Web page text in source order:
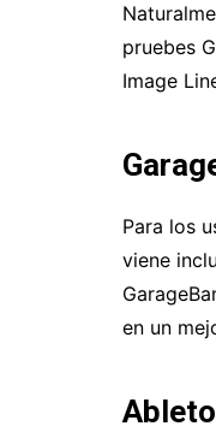
pruebes
Image
Para los
viene
en un